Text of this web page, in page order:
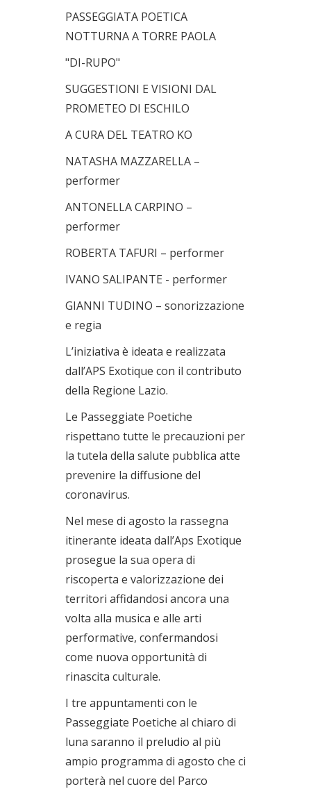
PASSEGGIATA POETICA
NOTTURNA A TORRE PAOLA
"DI-RUPO"
SUGGESTIONI E VISIONI DAL
PROMETEO DI ESCHILO
A CURA DEL TEATRO KO
NATASHA MAZZARELLA –
performer
ANTONELLA CARPINO –
performer
ROBERTA TAFURI – performer
IVANO SALIPANTE - performer
GIANNI TUDINO – sonorizzazione
e regia
L’iniziativa è ideata e realizzata
dall’APS Exotique con il contributo
della Regione Lazio.
Le Passeggiate Poetiche
rispettano tutte le precauzioni per
la tutela della salute pubblica atte
prevenire la diffusione del
coronavirus.
Nel mese di agosto la rassegna
itinerante ideata dall’Aps Exotique
prosegue la sua opera di
riscoperta e valorizzazione dei
territori affidandosi ancora una
volta alla musica e alle arti
performative, confermandosi
come nuova opportunità di
rinascita culturale.
I tre appuntamenti con le
Passeggiate Poetiche al chiaro di
luna saranno il preludio al più
ampio programma di agosto che ci
porterà nel cuore del Parco